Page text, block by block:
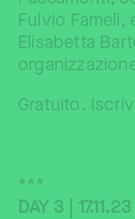
Fulvio
Elisabetta
Gratuito.
***
DAY 3 | 17.11.23